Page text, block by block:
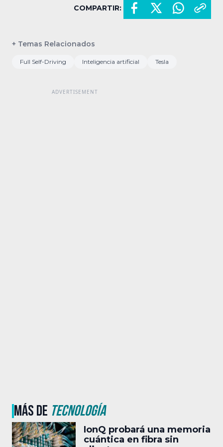
COMPARTIR:
+ Temas Relacionados
Full Self-Driving Inteligencia artificial Tesla
MÁS DE TECNOLOGÍA
IonQ probará una memoria
cuántica en fibra sin